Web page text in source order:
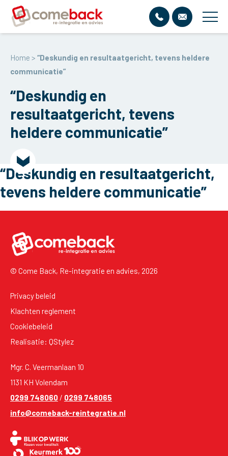
Skip
content
Over Come Back
Waarom Come Back?
Wij zijn werkzaam…
Onze Diensten
Arbeidsdeskundig Onderzoek
Re-integratie spoor 2
Loopbaanbegeleiding
Casemanagement ziekteverzuim
Vertrouwenspersoon
Re-integratie UWV
Contact
Home > “Deskundig en resultaatgericht, tevens heldere
communicatie”
“Deskundig en
resultaatgericht, tevens
heldere communicatie”
“Deskundig en resultaatgericht,
tevens heldere communicatie”
© Come Back, Re-integratie en advies, 2026
Privacy beleid
Klachten reglement
Cookiebeleid
Realisatie: QStylez
Mgr. C. Veermanlaan 10
1131 KH Volendam
0299 748060 / 0299 748065
info@comeback-reintegratie.nl